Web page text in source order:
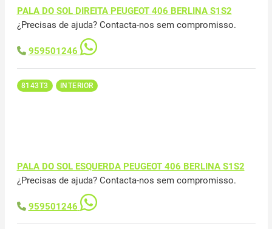
PALA DO SOL DIREITA PEUGEOT 406 BERLINA S1S2
¿Precisas de ajuda? Contacta-nos sem compromisso.
959501246
8143T3 INTERIOR
PALA DO SOL ESQUERDA PEUGEOT 406 BERLINA S1S2
¿Precisas de ajuda? Contacta-nos sem compromisso.
959501246